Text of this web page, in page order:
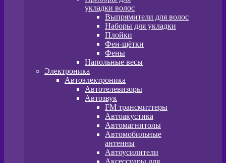
укладки волос
Выпрямители для волос
Наборы для укладки
Плойки
Фен-щётки
Фены
Напольные весы
Электроника
Автоэлектроника
Автотелевизоры
Автозвук
FM трансмиттеры
Автоакустика
Автомагнитолы
Автомобильные
антенны
Автоусилители
Аксессуары для